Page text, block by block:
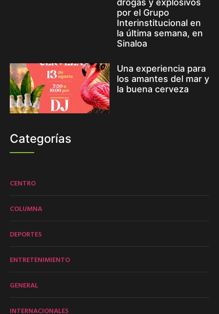
drogas y explosivos
por el Grupo
Interinstitucional en
la última semana, en
Sinaloa
Una experiencia para
los amantes del mar y
la buena cerveza
Categorías
CENTRO
COLUMNA
DEPORTES
ENTRETENIMIENTO
GENERAL
INTERNACIONALES